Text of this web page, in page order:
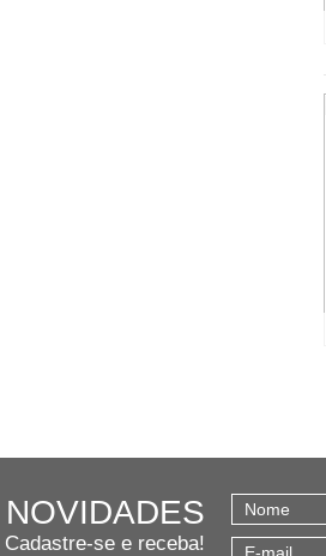
NOVIDADES
Cadastre-se e receba!